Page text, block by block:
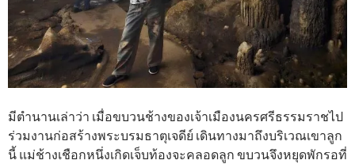
มีตำนานเล่าว่า เมื่อขบวนช้างของเจ้าเมืองนครศรีธรรมราชไป
ร่วมงานก่อสร้างพระบรมธาตุเจดีย์ เดินทางมาถึงบริเวณเขาลูก
นี้ แม่ช้างเชือกหนึ่งเกิดเจ็บท้องจะคลอดลูก ขบวนจึงหยุดพักรอที่